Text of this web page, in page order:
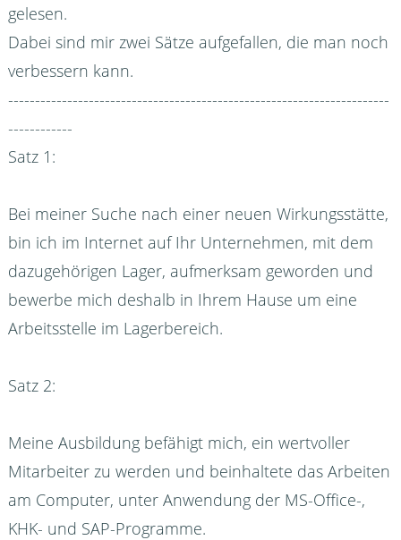
gelesen.
Dabei sind mir zwei Sätze aufgefallen, die man noch
verbessern kann.
-----------------------------------------------------------------------
------------
Satz 1:
Bei meiner Suche nach einer neuen Wirkungsstätte,
bin ich im Internet auf Ihr Unternehmen, mit dem
dazugehörigen Lager, aufmerksam geworden und
bewerbe mich deshalb in Ihrem Hause um eine
Arbeitsstelle im Lagerbereich.
Satz 2:
Meine Ausbildung befähigt mich, ein wertvoller
Mitarbeiter zu werden und beinhaltete das Arbeiten
am Computer, unter Anwendung der MS-Office-,
KHK- und SAP-Programme.